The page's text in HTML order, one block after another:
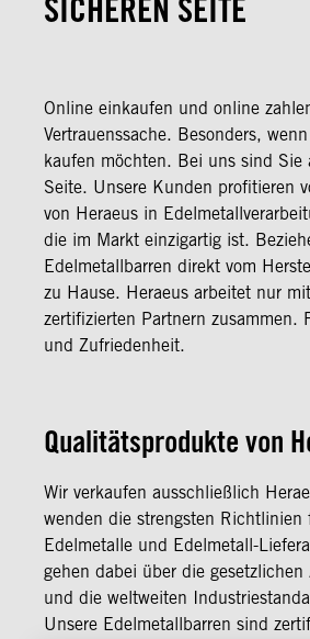
SICHEREN SEITE
Online einkaufen und online
Vertrauenssache. Besonders,
kaufen möchten. Bei uns sind Sie
Seite. Unsere Kunden profitieren
von Heraeus in
die im Markt einzigartig ist.
Edelmetallbarren direkt vom
zu Hause. Heraeus arbeitet nur
zertifizierten Partnern zusammen.
und Zufriedenheit.
Qualitätsprodukte von
Wir verkaufen ausschließlich
wenden die strengsten Richtlinien
Edelmetalle und Edelmetall-
gehen dabei über die gesetzlichen
und die weltweiten
Unsere Edelmetallbarren sind